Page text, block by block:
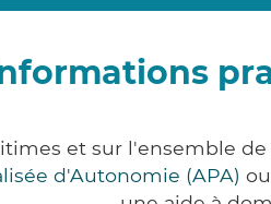
et sur l'ensemble
d'Autonomie (APA)